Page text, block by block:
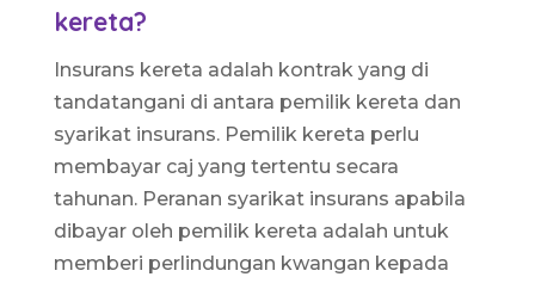
kereta?
Insurans kereta adalah kontrak yang di
tandatangani di antara pemilik kereta dan
syarikat insurans. Pemilik kereta perlu
membayar caj yang tertentu secara
tahunan. Peranan syarikat insurans apabila
dibayar oleh pemilik kereta adalah untuk
memberi perlindungan kwangan kepada